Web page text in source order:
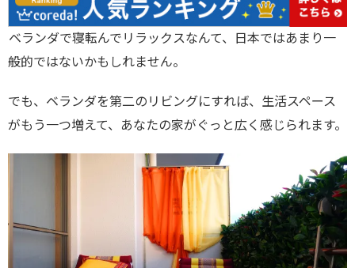
ベランダで寝転んでリラックスなんて、日本ではあまり一
般的ではないかもしれません。
でも、ベランダを第二のリビングにすれば、生活スペース
がもう一つ増えて、あなたの家がぐっと広く感じられます。